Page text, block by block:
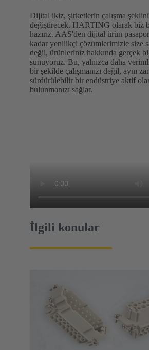
Dijital ikiz, şirketlerin çalışma
değiştirecek. HARTING olarak biz
hazırız. AAS'den dijital ürün
kadar yenilikçi çözümlerimizle size
değil, ürünleriniz hakkında gerçek
sunuyoruz. Bu, yalnızca daha
bir şekilde çalışmanızı değil, aynı
sürdürülebilir bir endüstriye aktif
bulunmanızı sağlar.
İlgili konular